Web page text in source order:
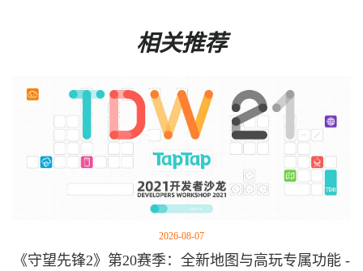
相关推荐
2026-08-07
《守望先锋2》第20赛季：全新地图与高玩专属功能 -